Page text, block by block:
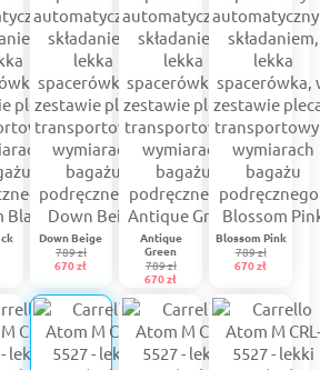
Down Beige
789 zł
670 zł
Antique
Green
789 zł
670 zł
Blossom Pink
789 zł
670 zł